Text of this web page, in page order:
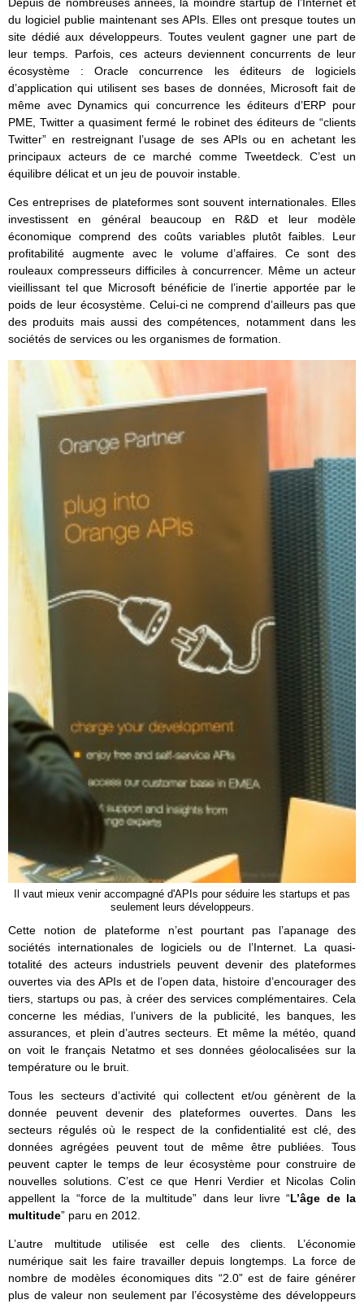
Depuis de nombreuses années, la moindre startup de l’Internet et
du logiciel publie maintenant ses APIs. Elles ont presque toutes un
site dédié aux développeurs. Toutes veulent gagner une part de
leur temps. Parfois, ces acteurs deviennent concurrents de leur
écosystème : Oracle concurrence les éditeurs de logiciels
d’application qui utilisent ses bases de données, Microsoft fait de
même avec Dynamics qui concurrence les éditeurs d’ERP pour
PME, Twitter a quasiment fermé le robinet des éditeurs de “clients
Twitter” en restreignant l’usage de ses APIs ou en achetant les
principaux acteurs de ce marché comme Tweetdeck. C’est un
équilibre délicat et un jeu de pouvoir instable.
Ces entreprises de plateformes sont souvent internationales. Elles
investissent en général beaucoup en R&D et leur modèle
économique comprend des coûts variables plutôt faibles. Leur
profitabilité augmente avec le volume d’affaires. Ce sont des
rouleaux compresseurs difficiles à concurrencer. Même un acteur
vieillissant tel que Microsoft bénéficie de l’inertie apportée par le
poids de leur écosystème. Celui-ci ne comprend d’ailleurs pas que
des produits mais aussi des compétences, notamment dans les
sociétés de services ou les organismes de formation.
Il vaut mieux venir accompagné d'APIs pour séduire les startups et pas
seulement leurs développeurs.
Cette notion de plateforme n’est pourtant pas l’apanage des
sociétés internationales de logiciels ou de l’Internet. La quasi-
totalité des acteurs industriels peuvent devenir des plateformes
ouvertes via des APIs et de l’open data, histoire d’encourager des
tiers, startups ou pas, à créer des services complémentaires. Cela
concerne les médias, l’univers de la publicité, les banques, les
assurances, et plein d’autres secteurs. Et même la météo, quand
on voit le français Netatmo et ses données géolocalisées sur la
température ou le bruit.
Tous les secteurs d’activité qui collectent et/ou génèrent de la
donnée peuvent devenir des plateformes ouvertes. Dans les
secteurs régulés où le respect de la confidentialité est clé, des
données agrégées peuvent tout de même être publiées. Tous
peuvent capter le temps de leur écosystème pour construire de
nouvelles solutions. C’est ce que Henri Verdier et Nicolas Colin
appellent la “force de la multitude” dans leur livre “L’âge de la
multitude” paru en 2012.
L’autre multitude utilisée est celle des clients. L’économie
numérique sait les faire travailler depuis longtemps. La force de
nombre de modèles économiques dits “2.0” est de faire générer
plus de valeur non seulement par l’écosystème des développeurs